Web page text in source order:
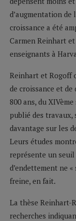
d’augmentation
croissance a été
Carmen Reinhart
enseignants à
Reinhart et Rogoff
de croissance et
800 ans, du
publié des travaux,
davantage sur les
Leurs études
représente un
d’endettement ne
freine, en fait.
La thèse Reinhart-
recherches